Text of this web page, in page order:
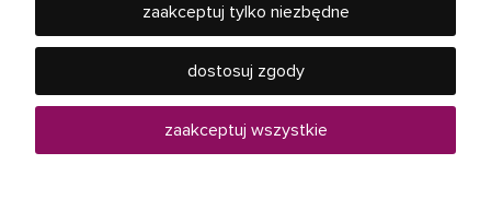
Rebel Electro to miejsce, gdzie kupisz wszystko, co jest
potrzebne w Twoim domu - od baterii, żarówek, słuchawek,
mobilne, jak smartfony i tablety czy elektronarzędzia.
Zapraszamy do ponad 40 sklepów Rebel Electro w całej
zaakceptuj tylko niezbędne
dostosuj zgody
zaakceptuj wszystkie